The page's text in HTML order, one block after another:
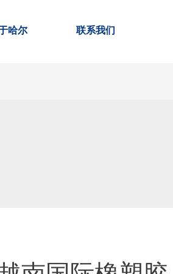
哈尔 联系我们